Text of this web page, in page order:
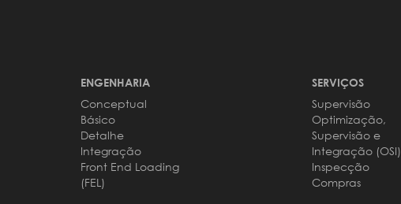
ENGENHARIA
Conceptual
Básico
Detalhe
Integração
Front End Loading
(FEL)
SERVIÇOS
Supervisão
Optimização,
Supervisão e
Integração (OSI)
Inspecção
Compras